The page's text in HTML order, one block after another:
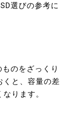
選びの参考に
のをざっくり
くと、容量の差
ります。